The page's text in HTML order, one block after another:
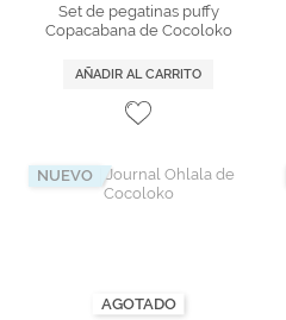
Set de pegatinas puffy
Copacabana de Cocoloko
AÑADIR AL CARRITO
AGOTADO
NUEVO